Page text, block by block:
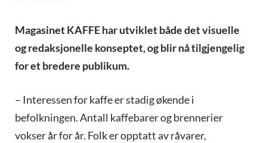
Magasinet KAFFE har utviklet både det visuelle
og redaksjonelle konseptet, og blir nå tilgjengelig
for et bredere publikum.
– Interessen for kaffe er stadig økende i
befolkningen. Antall kaffebarer og brennerier
vokser år for år. Folk er opptatt av råvarer,